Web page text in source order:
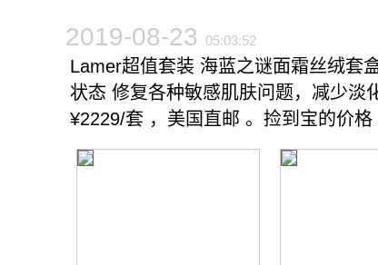
2019-08-23 05:03:52
Lamer超值套装 海蓝之谜面霜丝绒套
状态 修复各种敏感肌肤问题，减少淡
¥2229/套 ，美国直邮 。捡到宝的价格